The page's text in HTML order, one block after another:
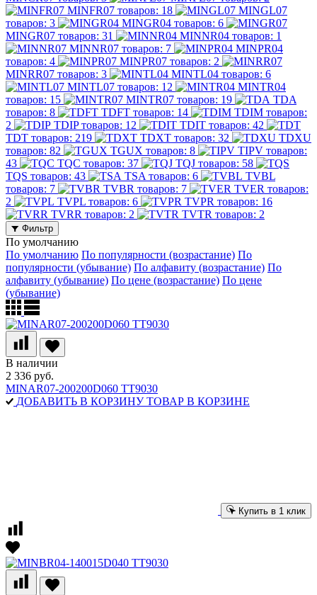
MINFR07 товаров: 18
MINGL07
товаров: 3
MINGR04 товаров: 6
MINGR07 товаров: 31 MINNR04 товаров: 1
MINNR07 товаров: 7
MINPR04
товаров: 4
MINPR07 товаров: 2
MINRR07 товаров: 3 MINTL04 товаров: 6
MINTL07 товаров: 12
MINTR04
товаров: 15
MINTR07 товаров: 19
TDA
товаров: 8
TDFT товаров: 14 TDIM товаров:
2
TDIP товаров: 12 TDIT товаров: 42
TDT товаров: 219 TDXT товаров: 32
TDXU
товаров: 82
TGUX товаров: 8 TIPV товаров:
43
TQC товаров: 37 TQJ товаров: 58
TQS товаров: 43 TSA товаров: 6
TVBL
товаров: 7
TVBR товаров: 7 TVER товаров:
2
TVPL товаров: 6 TVPR товаров: 16
TVRR товаров: 2 TVTR товаров: 2
Фильтр
По умолчанию
По умолчанию По популярности (возрастание) По
популярности (убывание) По алфавиту (возрастание) По
алфавиту (убывание) По цене (возрастание) По цене
(убывание)
В наличии
2 336 руб.
MINAR07-200200D060 TT9030
ДОБАВИТЬ В КОРЗИНУ ТОВАР В КОРЗИНЕ
Купить в 1 клик